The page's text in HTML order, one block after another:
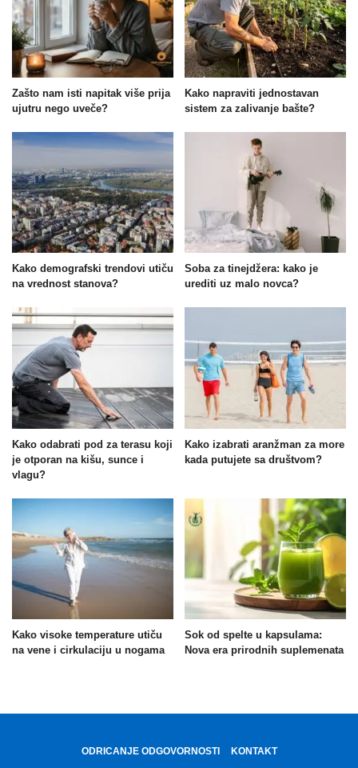
Zašto nam isti napitak više prija
ujutru nego uveče?
Kako napraviti jednostavan
sistem za zalivanje bašte?
Kako demografski trendovi utiču
na vrednost stanova?
Soba za tinejdžera: kako je
urediti uz malo novca?
Kako odabrati pod za terasu koji
je otporan na kišu, sunce i
vlagu?
Kako izabrati aranžman za more
kada putujete sa društvom?
Kako visoke temperature utiču
na vene i cirkulaciju u nogama
Sok od spelte u kapsulama:
Nova era prirodnih suplemenata
ODRICANJE ODGOVORNOSTI KONTAKT